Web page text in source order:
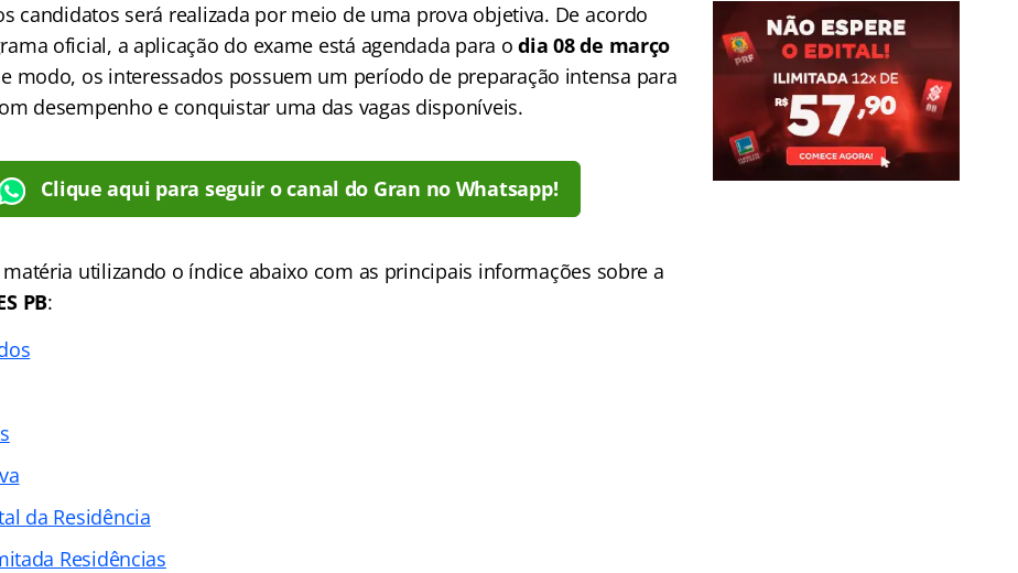
candidatos será realizada por meio de uma prova objetiva. De acordo
oficial, a aplicação do exame está agendada para odia 08 de março
modo, os interessados possuem um período de preparação intensa para
desempenho e conquistar uma das vagas disponíveis.
Clique aqui para seguir o canal do Gran no Whatsapp!
utilizando o índiceabaixo com as principais informações sobre a
PB:
da Residência
Residências